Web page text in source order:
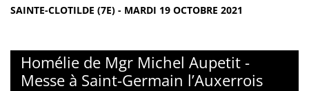
SAINTE-CLOTILDE (7E) - MARDI 19 OCTOBRE 2021
Homélie de Mgr Michel Aupetit -
Messe à Saint-Germain l’Auxerrois